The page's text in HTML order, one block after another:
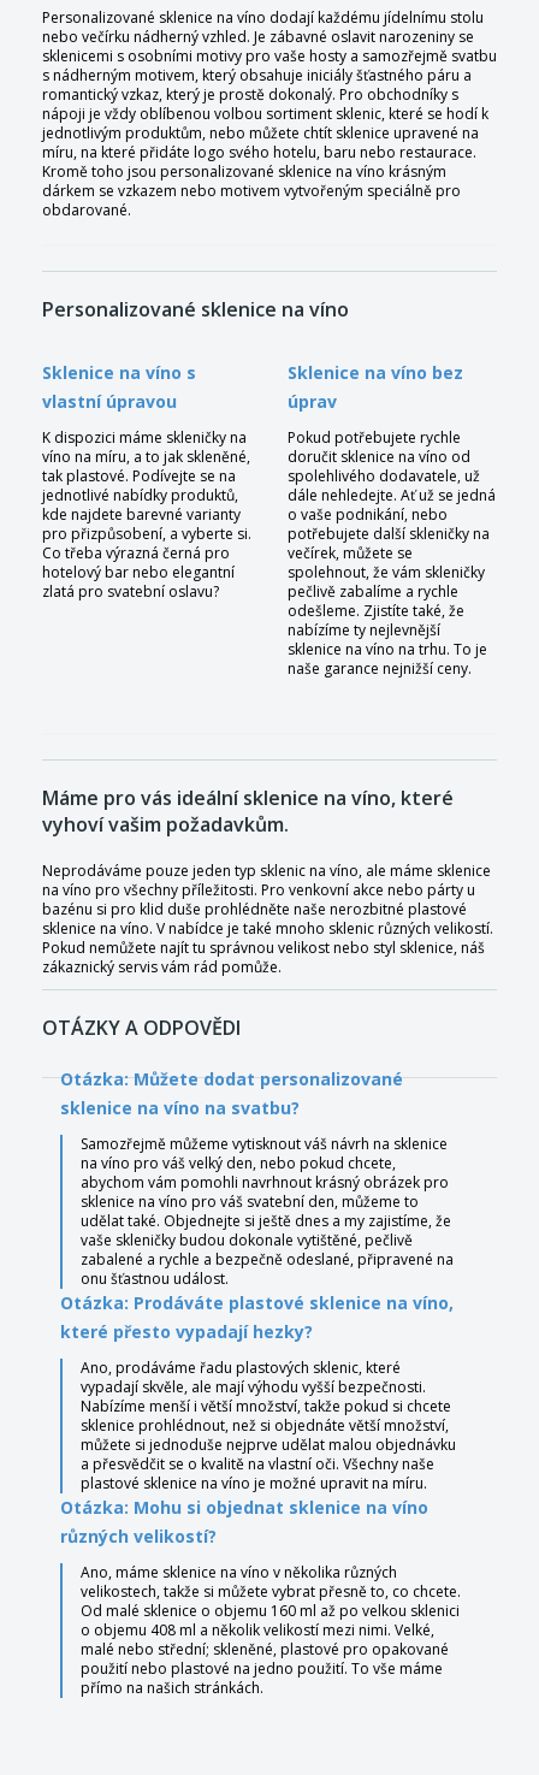
Personalizované sklenice na víno dodají každému jídelnímu stolu
nebo večírku nádherný vzhled. Je zábavné oslavit narozeniny se
sklenicemi s osobními motivy pro vaše hosty a samozřejmě svatbu
s nádherným motivem, který obsahuje iniciály šťastného páru a
romantický vzkaz, který je prostě dokonalý. Pro obchodníky s
nápoji je vždy oblíbenou volbou sortiment sklenic, které se hodí k
jednotlivým produktům, nebo můžete chtít sklenice upravené na
míru, na které přidáte logo svého hotelu, baru nebo restaurace.
Kromě toho jsou personalizované sklenice na víno krásným
dárkem se vzkazem nebo motivem vytvořeným speciálně pro
obdarované.
Personalizované sklenice na víno
Sklenice na víno s
vlastní úpravou
K dispozici máme skleničky na
víno na míru, a to jak skleněné,
tak plastové. Podívejte se na
jednotlivé nabídky produktů,
kde najdete barevné varianty
pro přizpůsobení, a vyberte si.
Co třeba výrazná černá pro
hotelový bar nebo elegantní
zlatá pro svatební oslavu?
Sklenice na víno bez
úprav
Pokud potřebujete rychle
doručit sklenice na víno od
spolehlivého dodavatele, už
dále nehledejte. Ať už se jedná
o vaše podnikání, nebo
potřebujete další skleničky na
večírek, můžete se
spolehnout, že vám skleničky
pečlivě zabalíme a rychle
odešleme. Zjistíte také, že
nabízíme ty nejlevnější
sklenice na víno na trhu. To je
naše garance nejnižší ceny.
Máme pro vás ideální sklenice na víno, které
vyhoví vašim požadavkům.
Neprodáváme pouze jeden typ sklenic na víno, ale máme sklenice
na víno pro všechny příležitosti. Pro venkovní akce nebo párty u
bazénu si pro klid duše prohlédněte naše nerozbitné plastové
sklenice na víno. V nabídce je také mnoho sklenic různých velikostí.
Pokud nemůžete najít tu správnou velikost nebo styl sklenice, náš
zákaznický servis vám rád pomůže.
OTÁZKY A ODPOVĚDI
Otázka: Můžete dodat personalizované
sklenice na víno na svatbu?
Samozřejmě můžeme vytisknout váš návrh na sklenice
na víno pro váš velký den, nebo pokud chcete,
abychom vám pomohli navrhnout krásný obrázek pro
sklenice na víno pro váš svatební den, můžeme to
udělat také. Objednejte si ještě dnes a my zajistíme, že
vaše skleničky budou dokonale vytištěné, pečlivě
zabalené a rychle a bezpečně odeslané, připravené na
onu šťastnou událost.
Otázka: Prodáváte plastové sklenice na víno,
které přesto vypadají hezky?
Ano, prodáváme řadu plastových sklenic, které
vypadají skvěle, ale mají výhodu vyšší bezpečnosti.
Nabízíme menší i větší množství, takže pokud si chcete
sklenice prohlédnout, než si objednáte větší množství,
můžete si jednoduše nejprve udělat malou objednávku
a přesvědčit se o kvalitě na vlastní oči. Všechny naše
plastové sklenice na víno je možné upravit na míru.
Otázka: Mohu si objednat sklenice na víno
různých velikostí?
Ano, máme sklenice na víno v několika různých
velikostech, takže si můžete vybrat přesně to, co chcete.
Od malé sklenice o objemu 160 ml až po velkou sklenici
o objemu 408 ml a několik velikostí mezi nimi. Velké,
malé nebo střední; skleněné, plastové pro opakované
použití nebo plastové na jedno použití. To vše máme
přímo na našich stránkách.